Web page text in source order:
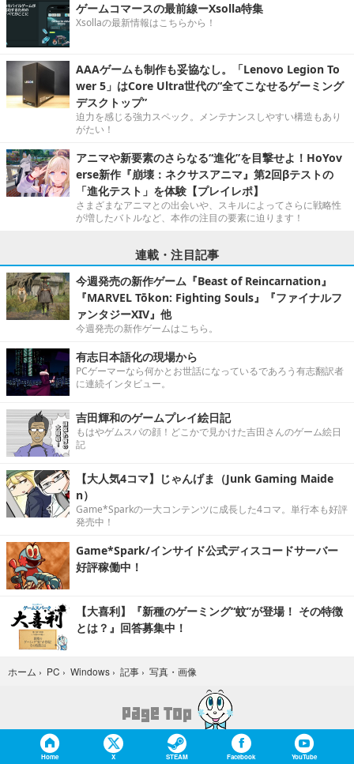
ゲームコマースの最前線ーXsolla特集
Xsollaの最新情報はこちらから！
AAAゲームも制作も妥協なし。「Lenovo Legion To
wer 5」はCore Ultra世代の“全てこなせるゲーミング
デスクトップ”
迫力を感じる強力スペック。メンテナンスしやすい構造もあり
がたい！
アニマや新要素のさらなる“進化”を目撃せよ！HoYov
erse新作『崩壊：ネクサスアニマ』第2回βテストの
「進化テスト」を体験【プレイレポ】
さまざまなアニマとの出会いや、スキルによってさらに戦略性
が増したバトルなど、本作の注目の要素に迫ります！
連載・注目記事
今週発売の新作ゲーム『Beast of Reincarnation』
『MARVEL Tōkon: Fighting Souls』『ファイナルフ
ァンタジーXIV』他
今週発売の新作ゲームはこちら。
有志日本語化の現場から
PCゲーマーなら何かとお世話になっているであろう有志翻訳者
に連続インタビュー。
吉田輝和のゲームプレイ絵日記
もはやゲムスパの顔！どこかで見かけた吉田さんのゲーム絵日
記
【大人気4コマ】じゃんげま（Junk Gaming Maide
n）
Game*Sparkの一大コンテンツに成長した4コマ。単行本も好評
発売中！
Game*Spark/インサイド公式ディスコードサーバー
好評稼働中！
【大喜利】『新種のゲーミング“蚊”が登場！ その特徴
とは？』回答募集中！
ホーム › PC › Windows › 記事 › 写真・画像
Home X STEAM Facebook YouTube